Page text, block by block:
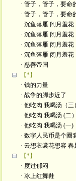
· 管子，管子，要命
· 管子，管子，要命
· 沉鱼落雁 闭月羞花
· 沉鱼落雁 闭月羞花
· 沉鱼落雁 闭月羞花
· 沉鱼落雁 闭月羞花
· 慈善帝国
【*】
· 钱的力量
· 战争的脚步近了
· 他吃肉 我喝汤（三）
· 他吃肉 我喝汤 (二）
· 他吃肉 我喝汤 (一)
· 数字人民币是个圈
· 云想衣裳花想容
【*】
· 度过郁闷
· 冰上红舞鞋